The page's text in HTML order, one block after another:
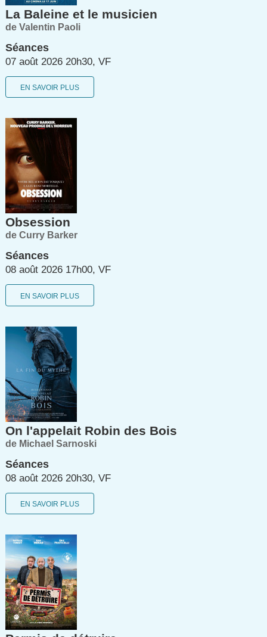
La Baleine et le musicien
de Valentin Paoli
Séances
07 août 2026 20h30, VF
EN SAVOIR PLUS
Obsession
de Curry Barker
Séances
08 août 2026 17h00, VF
EN SAVOIR PLUS
On l'appelait Robin des Bois
de Michael Sarnoski
Séances
08 août 2026 20h30, VF
EN SAVOIR PLUS